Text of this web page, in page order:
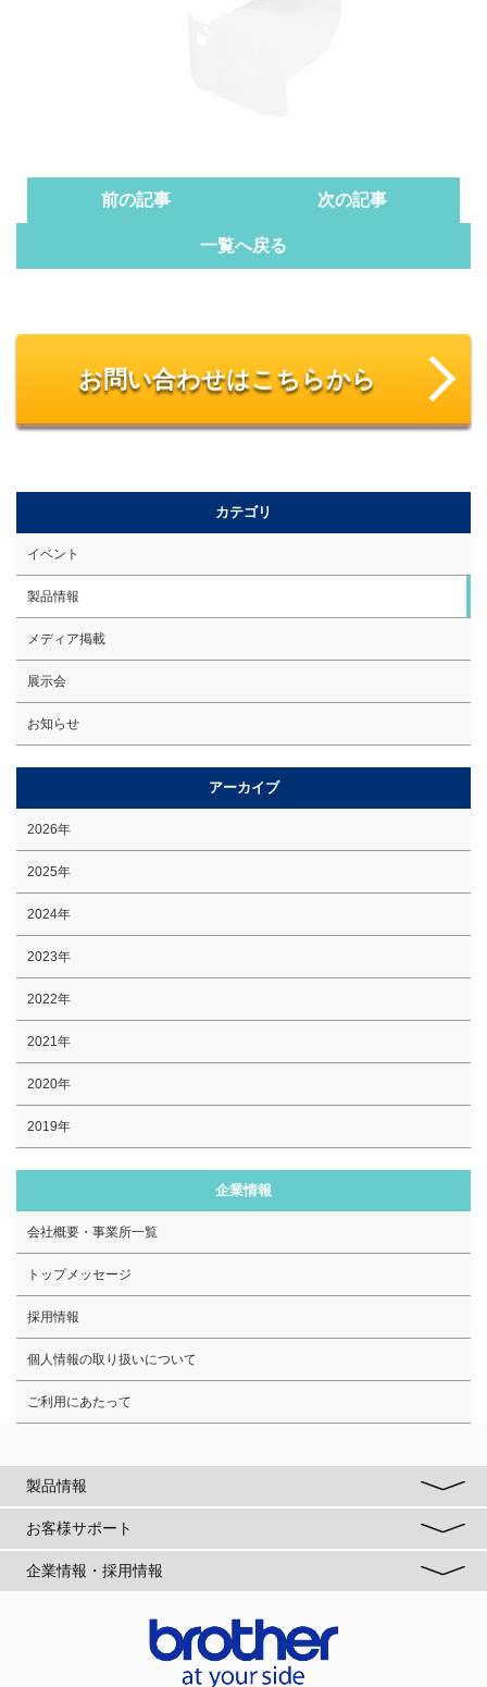
前の記事 次の記事
一覧へ戻る
お問い合わせはこちらから
カテゴリ
イベント
製品情報
メディア掲載
展示会
お知らせ
アーカイブ
2026年
2025年
2024年
2023年
2022年
2021年
2020年
2019年
企業情報
会社概要・事業所一覧
トップメッセージ
採用情報
個人情報の取り扱いについて
ご利用にあたって
製品情報
お客様サポート
企業情報・採用情報